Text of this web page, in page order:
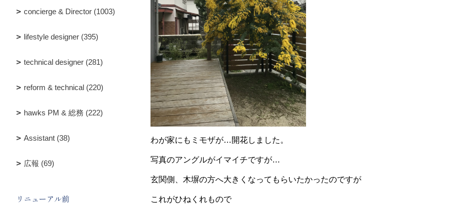
わが家にもミモザが…開花しました。
写真のアングルがイマイチですが…
玄関側、木塀の方へ大きくなってもらいたかったのですが
これがひねくれもので
concierge & Director (1003)
lifestyle designer (395)
technical designer (281)
reform & technical (220)
hawks PM & 総務 (222)
Assistant (38)
広報 (69)
リニューアル前